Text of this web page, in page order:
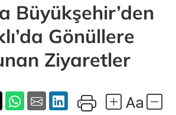
Gönüllere
Dokunan
Ziyaretler
Büyükşehir’den
Gönüllere
Ziyaretler